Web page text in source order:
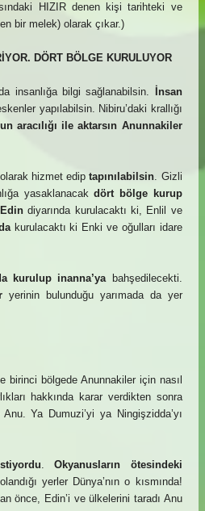
HIZIR denen kişi tarihteki ve
bir melek) olarak çıkar.)
DÖRT BÖLGE KURULUYOR
insanlığa bilgi sağlanabilsin.
İnsan
yapılabilsin. Nibiru’daki krallığı
aracılığı ile aktarsın Anunnakiler
hizmet ediptapınılabilsin. Gizli
yasaklanacakdört bölge kurup
diyarında kurulacaktı ki, Enlil ve
kurulacaktı ki Enki ve oğulları idare
kurulup inanna’yabahşedilecekti.
yerinin bulunduğu yarımada da yer
birinci bölgede Anunnakiler için nasıl
hakkında karar verdikten sonra
Ya Dumuzi’yi ya Ningişzidda’yı
.Okyanusların ötesindeki
yerler Dünya’nın o kısmında!
önce, Edin’i ve ülkelerini taradı Anu